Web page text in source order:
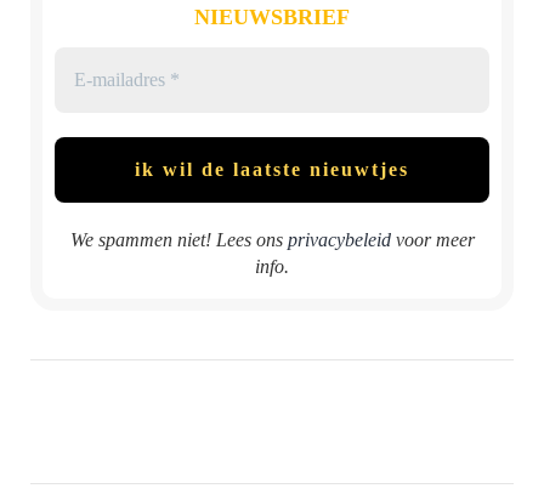
NIEUWSBRIEF
We spammen niet! Lees ons privacybeleidvoor meer
info.